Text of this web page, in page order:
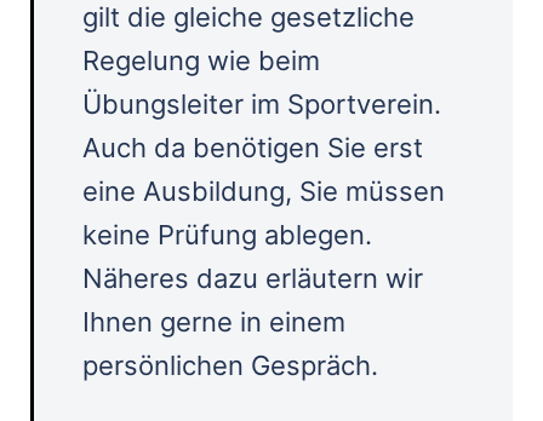
gilt die gleiche gesetzliche
Regelung wie beim
Übungsleiter im Sportverein.
Auch da benötigen Sie erst
eine Ausbildung, Sie müssen
keine Prüfung ablegen.
Näheres dazu erläutern wir
Ihnen gerne in einem
persönlichen Gespräch.